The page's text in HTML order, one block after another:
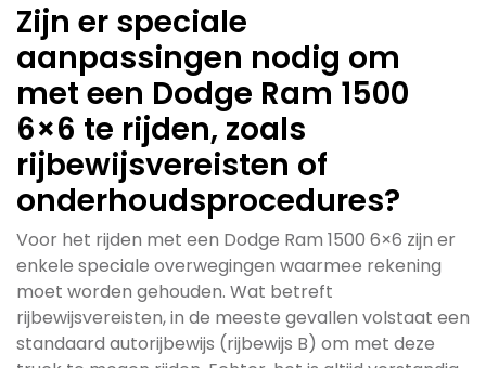
Zijn er speciale
aanpassingen nodig om
met een Dodge Ram 1500
6×6 te rijden, zoals
rijbewijsvereisten of
onderhoudsprocedures?
Voor het rijden met een Dodge Ram 1500 6×6 zijn er
enkele speciale overwegingen waarmee rekening
moet worden gehouden. Wat betreft
rijbewijsvereisten, in de meeste gevallen volstaat een
standaard autorijbewijs (rijbewijs B) om met deze